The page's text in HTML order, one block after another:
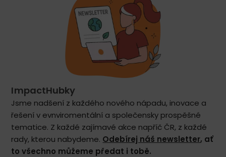
ImpactHubky
Jsme nadšení z každého nového nápadu, inovace a
řešení v evnviromentální a společensky prospěšné
tematice. Z každé zajímavé akce napříč ČR, z každé
rady, kterou nabydeme. Odebírej náš newsletter, ať
to všechno můžeme předat i tobě.